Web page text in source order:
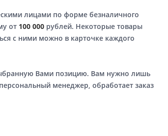
лицами по форме безналичного
от 100 000рублей. Некоторые товары
с ними можно в карточке каждого
Вами позицию. Вам нужно лишь
менеджер, обработает заказ